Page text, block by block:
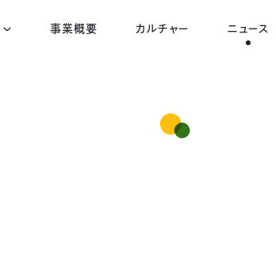
事業概要 カルチャー ニュース